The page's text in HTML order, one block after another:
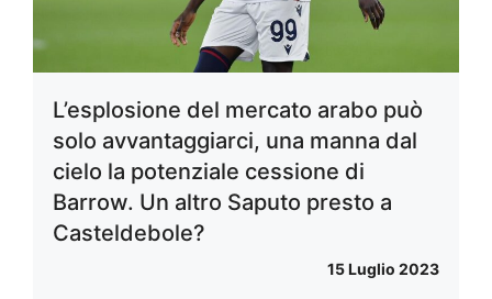
L’esplosione del mercato arabo può
solo avvantaggiarci, una manna dal
cielo la potenziale cessione di
Barrow. Un altro Saputo presto a
Casteldebole?
15 Luglio 2023